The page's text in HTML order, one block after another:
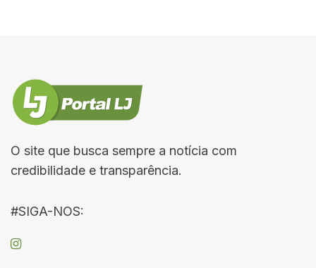
O site que busca sempre a notícia com
credibilidade e transparência.
#SIGA-NOS: